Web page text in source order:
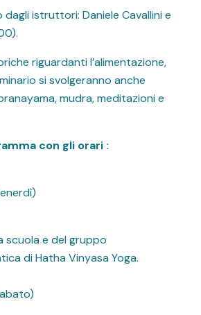
istruttori: Daniele Cavallini e
riguardanti l’alimentazione,
si svolgeranno anche
mudra, meditazioni e
con gli orari :
scuola e del gruppo
di Hatha Vinyasa Yoga.